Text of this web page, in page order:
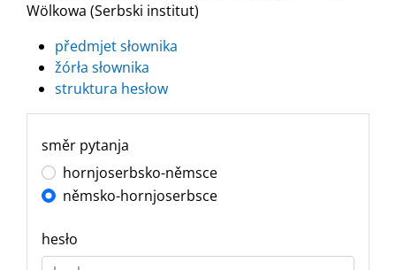
Wölkowa (Serbski institut)
předmjet słownika
žórła słownika
struktura hesłow
směr pytanja
hornjoserbsko-němsce
němsko-hornjoserbsce
hesło